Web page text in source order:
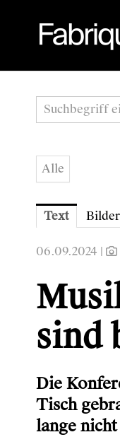
Alle
Text Bilder
06.09.2024 |
sind
Die
Tisch
lange